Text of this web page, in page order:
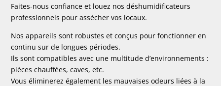
Faites-nous confiance et louez nos déshumidificateurs
professionnels pour assécher vos locaux.
Nos appareils sont robustes et conçus pour fonctionner en
continu sur de longues périodes.
Ils sont compatibles avec une multitude d’environnements :
pièces chauffées, caves, etc.
Vous éliminerez également les mauvaises odeurs liées à la